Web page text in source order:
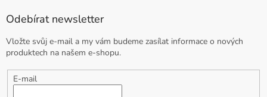
Odebírat newsletter
Vložte svůj e-mail a my vám budeme zasílat informace o nových
produktech na našem e-shopu.
E-mail